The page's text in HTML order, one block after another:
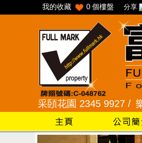
我的收藏 0 個樓盤 分享
采頣花園 2345 9927 / 樂